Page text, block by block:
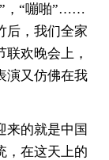
”，“嘣啪”……
后，我们全家
欢晚会上，
演又仿佛在我
的就是中国
，在这天上的